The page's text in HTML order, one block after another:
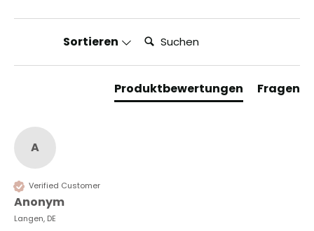
Sortieren Suchen:
Produktbewertungen Fragen
A
Verified Customer
Anonym
Langen, DE